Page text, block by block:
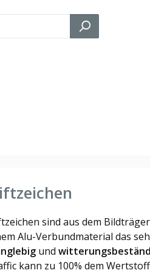
sind aus dem
Alu-Verbundmaterial das
und
kann zu 100% dem